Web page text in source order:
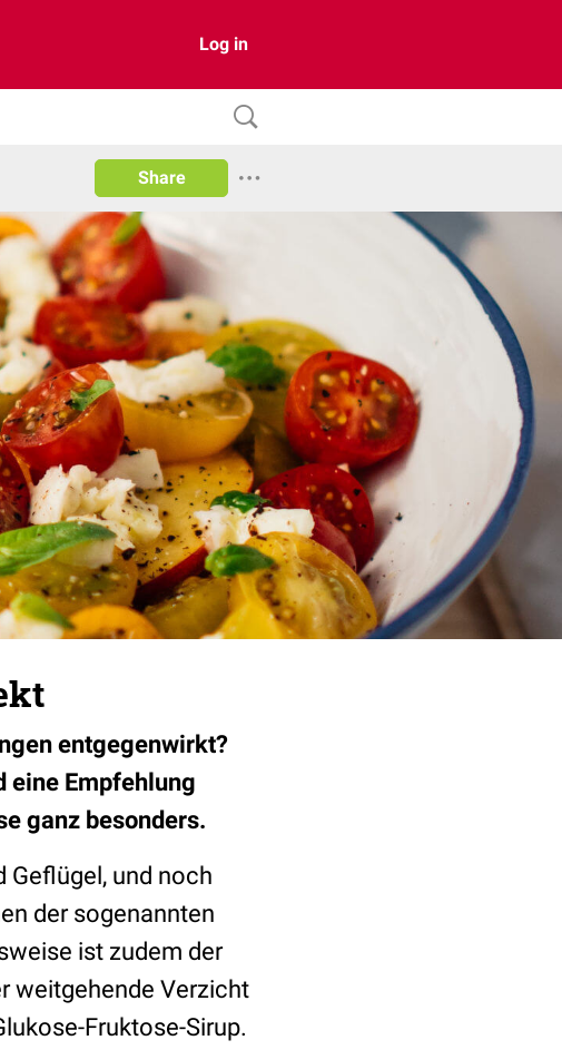
Log in
Share
entgegenwirkt?
eine Empfehlung
ganz besonders.
Geflügel, und noch
der sogenannten
ist zudem der
weitgehende Verzicht
Fruktose-Sirup.